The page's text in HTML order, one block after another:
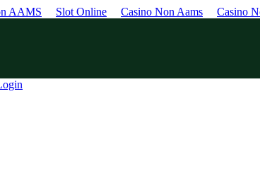
AAMS Slot Online Casino Non Aams Casino